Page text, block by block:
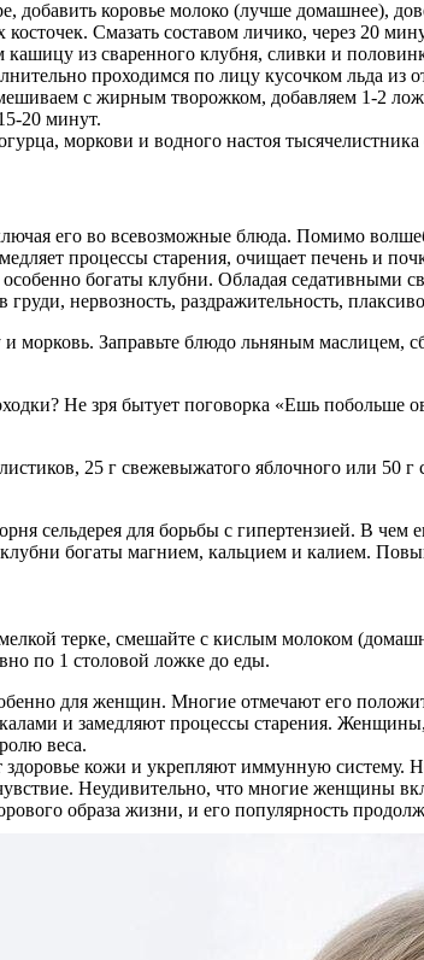
добавить коровье молоко (лучше домашнее),
Смазать составом личико, через 20
из сваренного клубня, сливки и
проходимся по лицу кусочком льда из
с жирным творожком, добавляем 1-2
20 минут.
моркови и водного настоя
его во всевозможные блюда. Помимо
процессы старения, очищает печень и
богаты клубни. Обладая седативными
нервозность, раздражительность,
морковь. Заправьте блюдо льняным маслицем,
Не зря бытует поговорка «Ешь побольше
25 г свежевыжатого яблочного или 50
сельдерея для борьбы с гипертензией. В
богаты магнием, кальцием и калием.
терке, смешайте с кислым молоком
по 1 столовой ложке до еды.
для женщин. Многие отмечают его
и замедляют процессы старения.
веса.
кожи и укрепляют иммунную систему.
Неудивительно, что многие женщины
образа жизни, и его популярность